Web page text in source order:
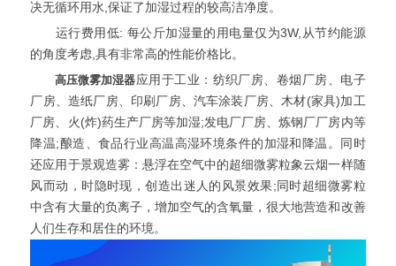
决无循环用水,保证了加湿过程的较高洁净度。
运行费用低: 每公斤加湿量的用电量仅为3W,从节约能源
的角度考虑,具有非常高的性能价格比。
高压微雾加湿器应用于工业：纺织厂房、卷烟厂房、电子
厂房、造纸厂房、印刷厂房、汽车涂装厂房、木材(家具)加工
厂房、火(炸)药生产厂房等加湿;发电厂厂房、炼钢厂厂房内等
降温;酿造、食品行业高温高湿环境条件的加湿和降温。同时
还应用于景观造雾：悬浮在空气中的超细微雾粒象云烟一样随
风而动，时隐时现，创造出迷人的风景效果;同时超细微雾粒
中含有大量的负离子，增加空气的含氧量，很大地营造和改善
人们生存和居住的环境。